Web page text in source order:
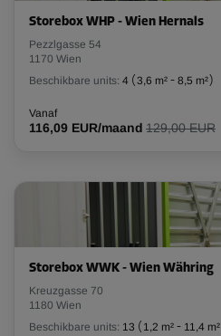
Oppervlak: 10,1 m²
Inhoud: 38,3 m³
L:4,67m
-10%
Vanaf
Oppervlak: 2,6 m²
m
Storebox WHP - Wien Hernals
Pezzlgasse 54
1170 Wien
Beschikbare units: 4 (3,6 m² - 8,5 m²)
Vanaf
116,09 EUR/maand 129,00 EUR
Storebox WWK - Wien Währing
Kreuzgasse 70
1180 Wien
Beschikbare units: 13 ( 1,2 m² - 11,4 m²